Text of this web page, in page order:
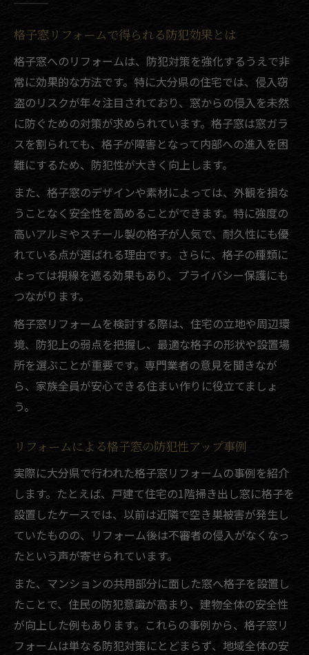
格子窓リフォームで得られる防犯効果とは
格子窓へのリフォームは、防犯対策を強化するうえで非
常に効果的な方法です。特に大分県の住宅では、侵入窃
盗のリスクが年々注目されており、窓からの侵入を未然
に防ぐための対策が求められています。格子窓は窓ガラ
スを割られても、格子が障害となって内部への進入を困
難にするため、防犯性が大きく向上します。
また、格子窓のデザインや素材によっては、外観を損な
うことなく安全性を高めることができます。特に強度の
高いアルミやスチール製の格子が人気で、耐久性にも優
れている点が選ばれる理由です。さらに、格子の種類に
よっては視線を遮る効果もあり、プライバシー保護にも
つながります。
格子窓リフォームを検討する際は、住宅の立地や周辺環
境、防犯上の弱点を把握し、最適な格子の形状や設置場
所を選ぶことが重要です。専門業者の意見を聞きなが
ら、家族全員が安心できる住まい作りに役立てましょ
う。
リフォームによる格子窓の防犯性アップ事例
実際に大分県で行われた格子窓リフォームの事例を紹介
します。たとえば、戸建て住宅の1階掃き出し窓に格子を
設置したケースでは、以前は近隣で空き巣被害が発生し
ていたものの、リフォーム後は不審者の侵入がなくなっ
たという声が寄せられています。
また、マンションの共用部分に面した窓へ格子を設置し
たことで、住民の防犯意識が高まり、建物全体の安全性
が向上した例もあります。これらの事例から、格子窓リ
フォームは単なる防犯対策にとどまらず、地域全体の安